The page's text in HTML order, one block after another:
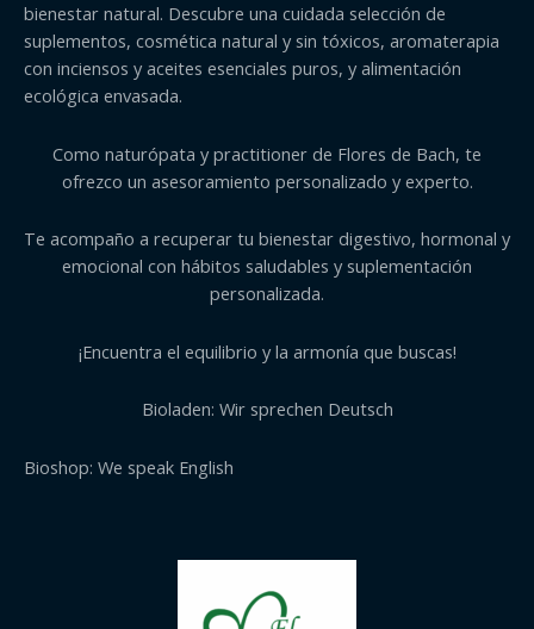
bienestar natural. Descubre una cuidada selección de
suplementos, cosmética natural y sin tóxicos, aromaterapia
con inciensos y aceites esenciales puros, y alimentación
ecológica envasada.
Como naturópata y practitioner de Flores de Bach, te
ofrezco un asesoramiento personalizado y experto.
Te acompaño a recuperar tu bienestar digestivo, hormonal y
emocional con hábitos saludables y suplementación
personalizada.
¡Encuentra el equilibrio y la armonía que buscas!
Bioladen: Wir sprechen Deutsch
Bioshop: We speak English